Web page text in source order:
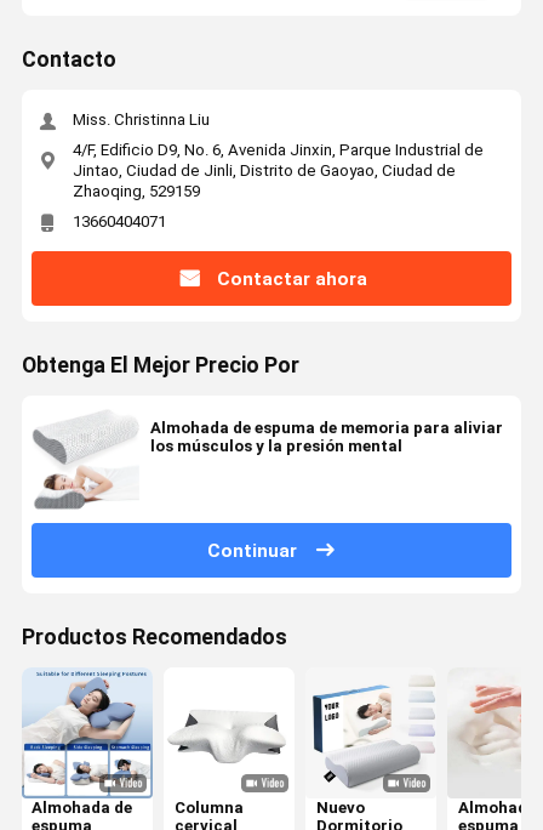
Contacto
Miss. Christinna Liu
4/F, Edificio D9, No. 6, Avenida Jinxin, Parque Industrial de
Jintao, Ciudad de Jinli, Distrito de Gaoyao, Ciudad de
Zhaoqing, 529159
13660404071
Contactar ahora
Obtenga El Mejor Precio Por
Almohada de espuma de memoria para aliviar
los músculos y la presión mental
Continuar
Productos Recomendados
Almohada de
espuma
Columna
cervical
Nuevo
Dormitorio
Almohada
espuma